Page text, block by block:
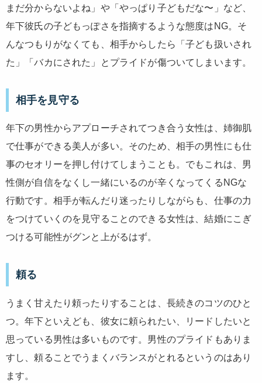
まだ分からないよね」や「やっぱり子どもだな〜」など、
年下彼氏の子どもっぽさを指摘するような態度はNG。そ
んなつもりがなくても、相手からしたら「子ども扱いされ
た」「バカにされた」とプライドが傷ついてしまいます。
相手を見守る
年下の男性からアプローチされてつき合う女性は、姉御肌
で仕事ができる美人が多い。そのため、相手の男性にも仕
事のセオリーを押し付けてしまうことも。でもこれは、男
性側が自信をなくし一緒にいるのが辛くなってくるNGな
行動です。相手が転んだり迷ったりしながらも、仕事の力
をつけていくのを見守ることのできる女性は、結婚にこぎ
つける可能性がグンと上がるはず。
頼る
うまく甘えたり頼ったりすることは、長続きのコツのひと
つ。年下といえども、彼女に頼られたい、リードしたいと
思っている男性は多いものです。男性のプライドもありま
すし、頼ることでうまくバランスがとれるというのはあり
ます。